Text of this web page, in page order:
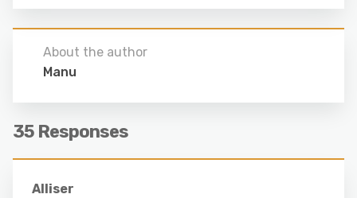
About the author
Manu
35 Responses
Alliser